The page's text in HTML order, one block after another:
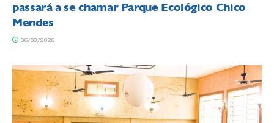
passará a se chamar Parque Ecológico Chico
Mendes
06/08/2026